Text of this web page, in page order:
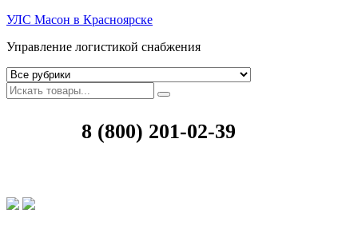
УЛС Масон в Красноярске
Управление логистикой снабжения
8 (800) 201-02-39